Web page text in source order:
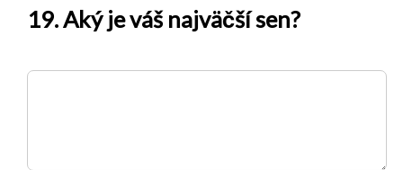
19. Aký je váš najväčší sen?